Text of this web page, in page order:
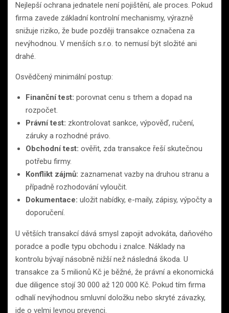
Nejlepší ochrana jednatele není pojištění, ale proces. Pokud
firma zavede základní kontrolní mechanismy, výrazně
snižuje riziko, že bude později transakce označena za
nevýhodnou. V menších s.r.o. to nemusí být složité ani
drahé.
Osvědčený minimální postup:
Finanční test: porovnat cenu s trhem a dopad na
rozpočet.
Právní test: zkontrolovat sankce, výpověď, ručení,
záruky a rozhodné právo.
Obchodní test: ověřit, zda transakce řeší skutečnou
potřebu firmy.
Konflikt zájmů: zaznamenat vazby na druhou stranu a
případně rozhodování vyloučit.
Dokumentace: uložit nabídky, e-maily, zápisy, výpočty a
doporučení.
U větších transakcí dává smysl zapojit advokáta, daňového
poradce a podle typu obchodu i znalce. Náklady na
kontrolu bývají násobně nižší než následná škoda. U
transakce za 5 milionů Kč je běžné, že právní a ekonomická
due diligence stojí 30 000 až 120 000 Kč. Pokud tím firma
odhalí nevýhodnou smluvní doložku nebo skryté závazky,
jde o velmi levnou prevenci.